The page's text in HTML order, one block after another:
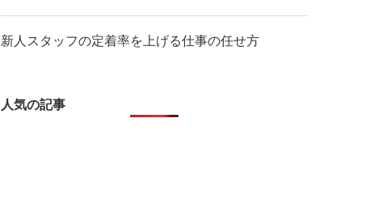
新人スタッフの定着率を上げる仕事の任せ方
人気の記事